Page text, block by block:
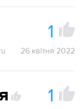
1
26 квітня 2022
1